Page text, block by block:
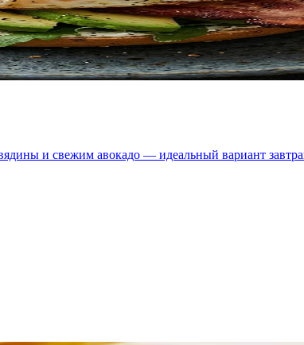
и свежим авокадо — идеальный вариант